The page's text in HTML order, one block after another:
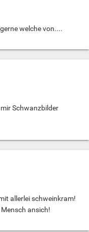
welche von....
Schwanzbilder
allerlei schweinkram!
ansich!